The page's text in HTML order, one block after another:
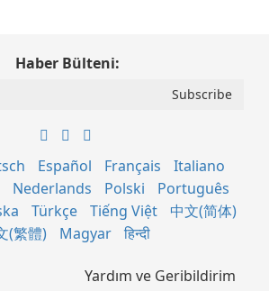
Haber Bülteni:
Español Français
Italiano
Nederlands Polski
Português
Türkçe Tiếng Việt
中文(简体)
(繁體)
Magyar हिन्दी
Yardım ve Geribildirim